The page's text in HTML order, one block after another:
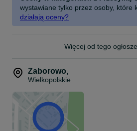
wystawiane tylko przez osoby, które
działają oceny?
Więcej od tego
Zaborowo,
Wielkopolskie